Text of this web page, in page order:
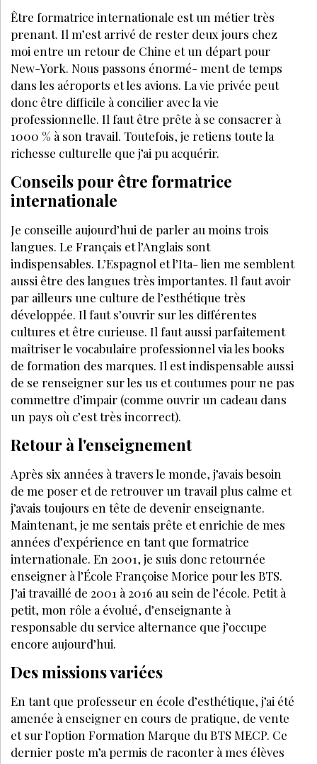
Être formatrice internationale est un métier très
prenant. Il m’est arrivé de rester deux jours chez
moi entre un retour de Chine et un départ pour
New-York. Nous passons énormé- ment de temps
dans les aéroports et les avions. La vie privée peut
donc être difficile à concilier avec la vie
professionnelle. Il faut être prête à se consacrer à
1000 % à son travail. Toutefois, je retiens toute la
richesse culturelle que j’ai pu acquérir.
Conseils pour être formatrice
internationale
Je conseille aujourd’hui de parler au moins trois
langues. Le Français et l’Anglais sont
indispensables. L’Espagnol et l’Ita- lien me semblent
aussi être des langues très importantes. Il faut avoir
par ailleurs une culture de l’esthétique très
développée. Il faut s’ouvrir sur les différentes
cultures et être curieuse. Il faut aussi parfaitement
maîtriser le vocabulaire professionnel via les books
de formation des marques. Il est indispensable aussi
de se renseigner sur les us et coutumes pour ne pas
commettre d’impair (comme ouvrir un cadeau dans
un pays où c’est très incorrect).
Retour à l'enseignement
Après six années à travers le monde, j’avais besoin
de me poser et de retrouver un travail plus calme et
j’avais toujours en tête de devenir enseignante.
Maintenant, je me sentais prête et enrichie de mes
années d’expérience en tant que formatrice
internationale. En 2001, je suis donc retournée
enseigner à l’École Françoise Morice pour les BTS.
J’ai travaillé de 2001 à 2016 au sein de l’école. Petit à
petit, mon rôle a évolué, d’enseignante à
responsable du service alternance que j’occupe
encore aujourd’hui.
Des missions variées
En tant que professeur en école d’esthétique, j’ai été
amenée à enseigner en cours de pratique, de vente
et sur l’option Formation Marque du BTS MECP. Ce
dernier poste m’a permis de raconter à mes élèves